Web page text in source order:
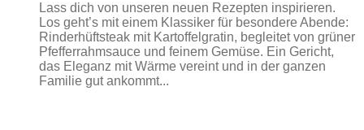
Lass dich von unseren neuen Rezepten inspirieren.
Los geht’s mit einem Klassiker für besondere Abende:
Rinderhüftsteak mit Kartoffelgratin, begleitet von grüner
Pfefferrahmsauce und feinem Gemüse. Ein Gericht,
das Eleganz mit Wärme vereint und in der ganzen
Familie gut ankommt...